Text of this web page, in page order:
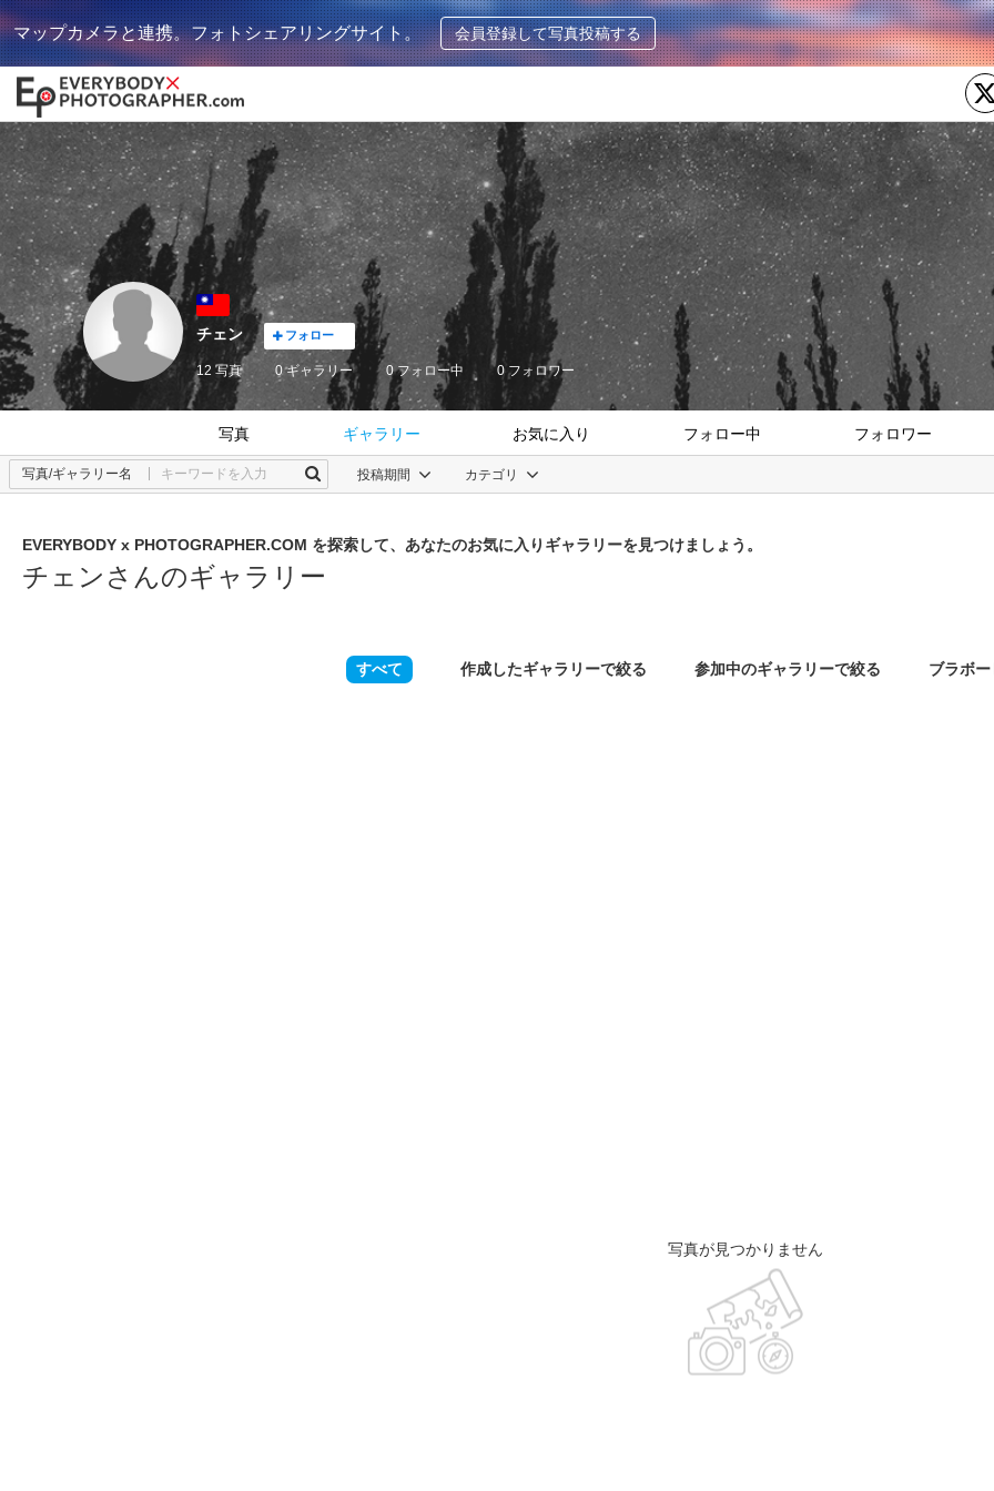
マップカメラと連携。フォトシェアリングサイト。 会員登録して写真投稿する
チェン フォロー
12 写真 0 ギャラリー 0フォロー中 0フォロワー
写真 ギャラリー お気に入り フォロー中 フォロワー
写真/ギャラリー名 投稿期間 カテゴリ
EVERYBODY x PHOTOGRAPHER.COM を探索して、あなたのお気に入りギャラリーを見つけましょう。
チェンさんのギャラリー
すべて 作成したギャラリーで絞る 参加中のギャラリーで絞る ブラボ
写真が見つかりません